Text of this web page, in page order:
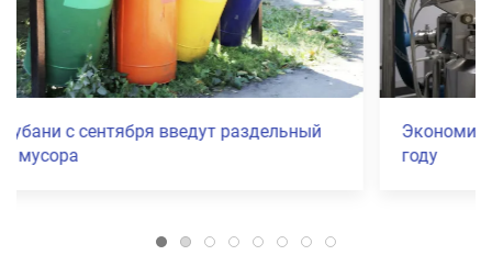
Экономика Кубани показала рост в 2026
году